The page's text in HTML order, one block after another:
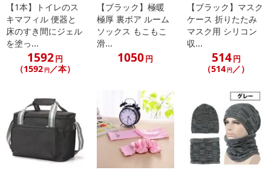
転売等、目的以外での利用が確認された場合は、サービス利用を停
止させていただきます。
【配送伝票番号について】
※こちらの商品については商品の発送完了後、
配送伝票番号がマイページに表示されない場合もございます。予
発送日カレンダー
【1本】トイレのス
キマフィル 便器と
床のすき間にジェル
を塗っ...
1592円
（1592 円／本）
【ブラック】極暖
極厚 裏ボア ルーム
ソックス もこもこ
滑...
1050円
【ブラック】マスク
ケース 折りたたみ
マスク用 シリコン
収...
514円
（514 円／）